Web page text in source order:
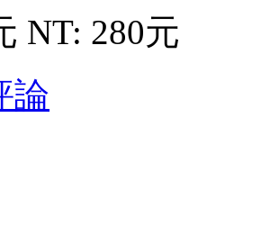
NT: 280元
論